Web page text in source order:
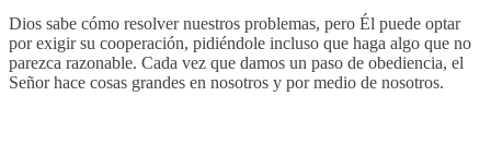
Dios sabe cómo resolver nuestros problemas, pero Él puede optar
por exigir su cooperación, pidiéndole incluso que haga algo que no
parezca razonable. Cada vez que damos un paso de obediencia, el
Señor hace cosas grandes en nosotros y por medio de nosotros.